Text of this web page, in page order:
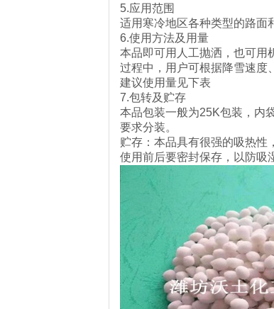
5.应用范围
适用寒冷地区各种类型的路面
6.使用方法及用量
本品即可用人工抛洒，也可用
过程中，用户可根据降雪速度
建议使用量见下表
7.包转及贮存
本品包装一般为25K包装，内
要求分装。
贮存：本品具有很强的吸热性
使用前后要密封保存，以防吸